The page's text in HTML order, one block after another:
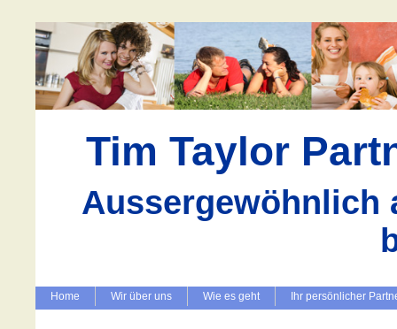
Tim Taylor
Aussergewöhnlich
Home Wir über uns Wie es geht Ihr persönlicher